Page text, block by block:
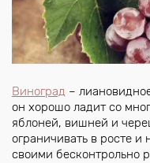
Виноград –
он хорошо ладит со
яблоней, вишней и
ограничивать в росте и
своими бесконтрольно